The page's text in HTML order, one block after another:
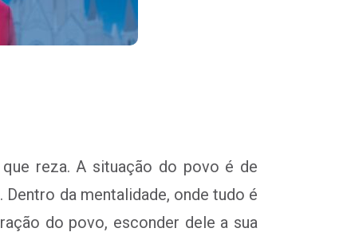
reza. A situação do povo é de
da mentalidade, onde tudo é
do povo, esconder dele a sua